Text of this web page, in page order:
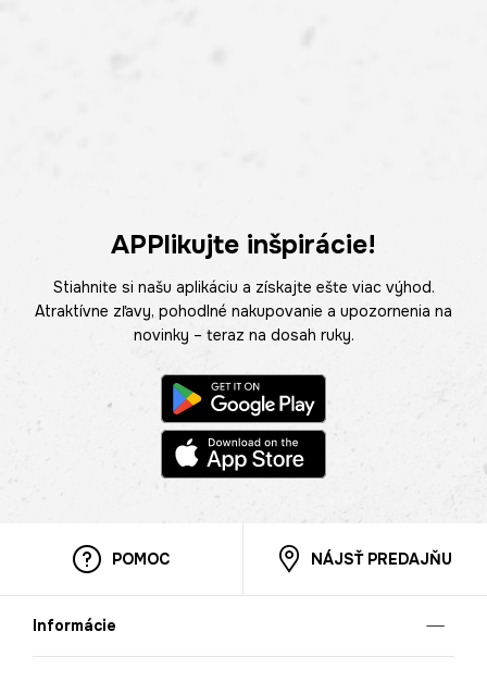
APPlikujte inšpirácie!
Stiahnite si našu aplikáciu a získajte ešte viac výhod.
Atraktívne zľavy, pohodlné nakupovanie a upozornenia na
novinky – teraz na dosah ruky.
POMOC NÁJSŤ PREDAJŇU
Informácie